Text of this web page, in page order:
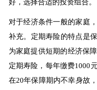
好，选择合适的投资组合。
对于经济条件一般的家庭
补充。定期寿险的特点是
为家庭提供短期的经济保
定期寿险，每年缴费1000
在20年保障期内不幸身故